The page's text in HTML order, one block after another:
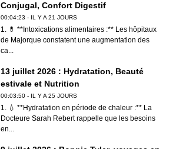
Conjugal, Confort Digestif
00:04:23 - IL Y A 21 JOURS
1. 💊 **Intoxications alimentaires :** Les hôpitaux
de Majorque constatent une augmentation des
ca...
13 juillet 2026 : Hydratation, Beauté
estivale et Nutrition
00:03:50 - IL Y A 25 JOURS
1. 💧 **Hydratation en période de chaleur :** La
Docteure Sarah Rebert rappelle que les besoins
en...